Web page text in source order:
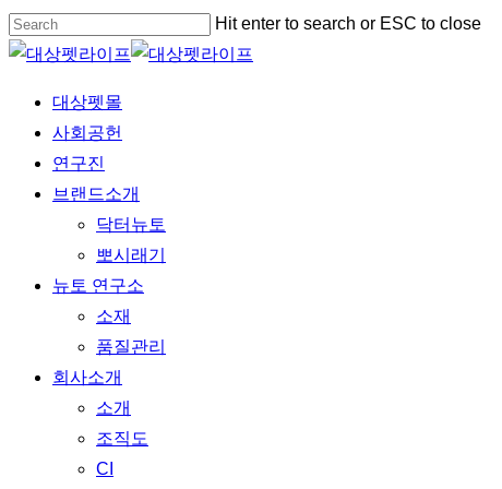
Skip
to
content
Hit enter to search or ESC to close
Close
Menu 대상펫몰
사회공헌
연구진
브랜드소개
닥터뉴토
뽀시래기
뉴토 연구소
소재
품질관리
회사소개
소개
조직도
CI